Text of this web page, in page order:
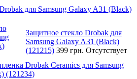
для Samsung Galaxy A31 (Black)
Защитное стекло Drobak для
Samsung Galaxy A31 (Black)
(121215) 399 грн. Отсутствует
Drobak Ceramics для Samsung
(121234)